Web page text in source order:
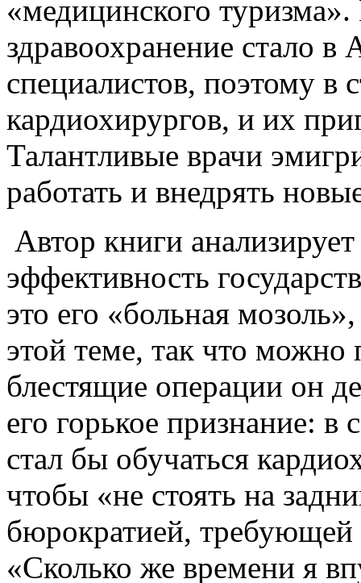
«медицинского туризма».
здравоохранение стало
специалистов, поэтому в
кардиохирургов, и их
Талантливые врачи
работать и внедрять
Автор книги
эффективность
это его «больная
этой теме, так что можно
блестящие операции он
его горькое признание: в
стал бы обучаться
чтобы «не стоять на
бюрократией, требующей
«Сколько же времени я